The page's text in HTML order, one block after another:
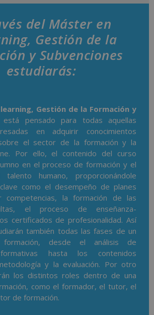
del Máster en
Gestión de la
y Subvenciones
estudiarás:
Gestión de la Formación y
está pensado para todas aquellas
en adquirir conocimientos
el sector de la formación y la
Por ello, el contenido del curso
en el proceso de formación y el
humano, proporcionándole
como el desempeño de planes
competencias, la formación de las
el proceso de enseñanza-
certificados de profesionalidad. Así
también todas las fases de un
desde el análisis de
hasta los contenidos
y la evaluación. Por otro
los distintos roles dentro de una
como el formador, el tutor, el
de formación.